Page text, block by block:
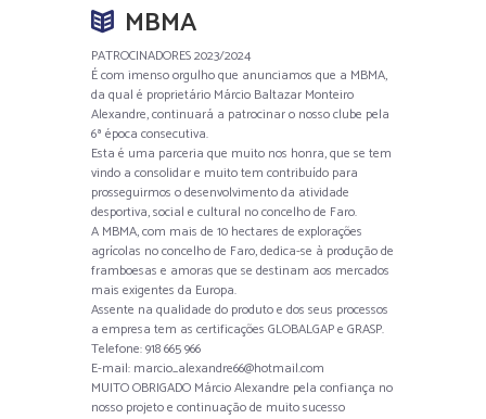
MBMA
PATROCINADORES 2023/2024
É com imenso orgulho que anunciamos que a MBMA,
da qual é proprietário Márcio Baltazar Monteiro
Alexandre, continuará a patrocinar o nosso clube pela
6ª época consecutiva.
Esta é uma parceria que muito nos honra, que se tem
vindo a consolidar e muito tem contribuído para
prosseguirmos o desenvolvimento da atividade
desportiva, social e cultural no concelho de Faro.
A MBMA, com mais de 10 hectares de explorações
agrícolas no concelho de Faro, dedica-se à produção de
framboesas e amoras que se destinam aos mercados
mais exigentes da Europa.
Assente na qualidade do produto e dos seus processos
a empresa tem as certificações GLOBALGAP e GRASP.
Telefone: 918 665 966
E-mail: marcio_alexandre66@hotmail.com
MUITO OBRIGADO Márcio Alexandre pela confiança no
nosso projeto e continuação de muito sucesso